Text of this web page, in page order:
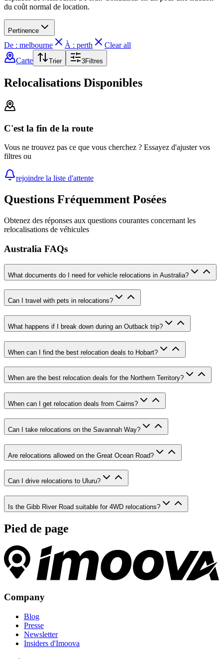
du coût normal de location.
Pertinence
De : melbourne À : perth
Clear all
Carte
Trier 3Filtres
Relocalisations Disponibles
C'est la fin de la route
Vous ne trouvez pas ce que vous cherchez ? Essayez d'ajuster vos
filtres ou
rejoindre la liste d'attente
Questions Fréquemment Posées
Obtenez des réponses aux questions courantes concernant les
relocalisations de véhicules
Australia FAQs
What documents do I need for vehicle relocations in Australia?
Can I travel with pets in relocations?
What happens if I break down during an Outback trip?
When can I find the best relocation deals to Hobart?
When are the best relocation deals for the Northern Territory?
When can I get relocation deals from Cairns?
Can I take relocations on the Savannah Way?
Are relocations allowed on the Great Ocean Road?
Can I drive relocations to Uluru?
Is the Gibb River Road suitable for 4WD relocations?
Pied de page
Company
Blog
Presse
Newsletter
Insiders d'Imoova